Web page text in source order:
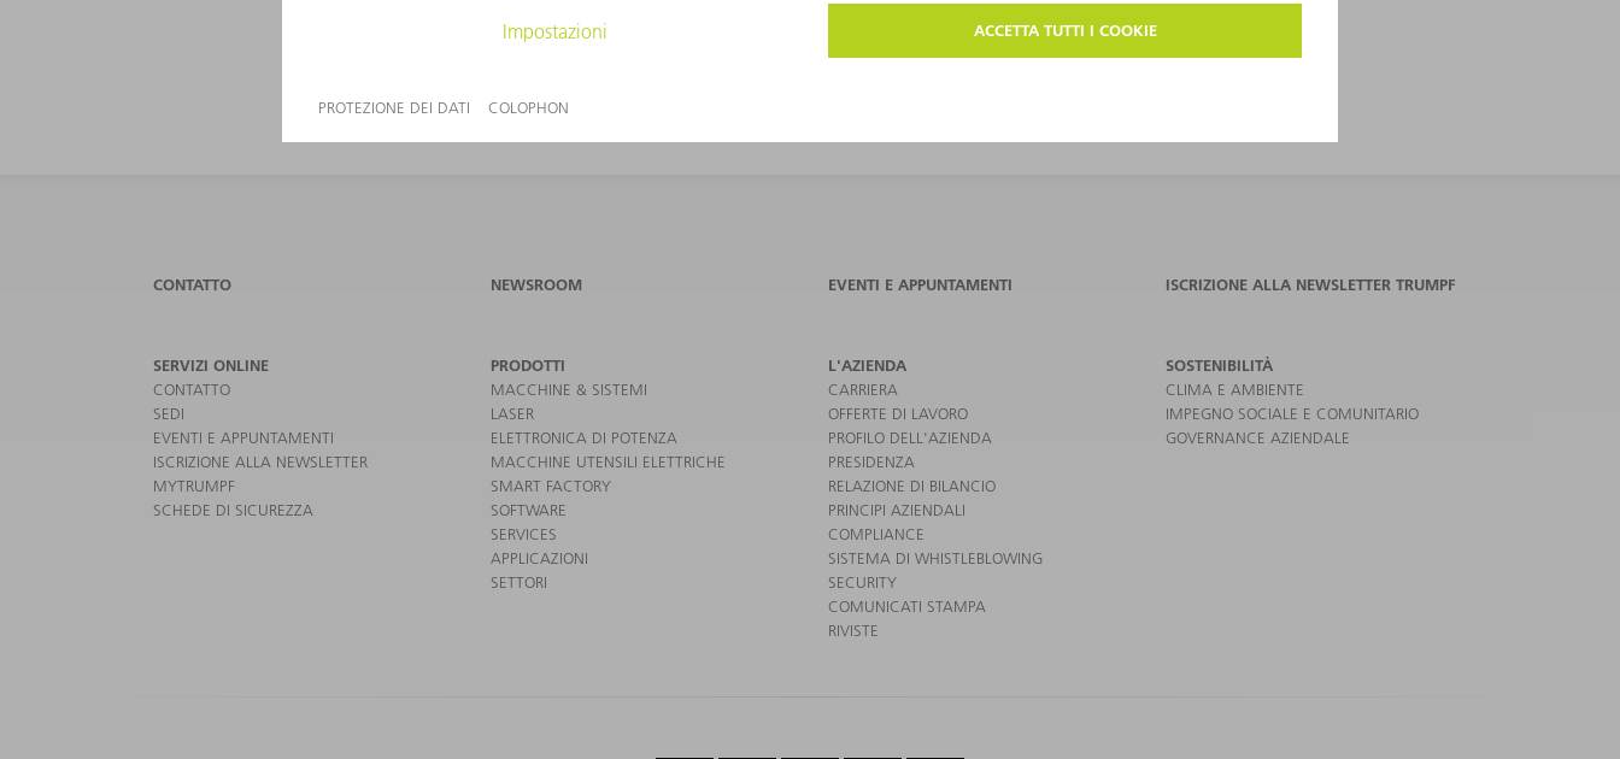
INVIA
CONTATTO NEWSROOM EVENTI E APPUNTAMENTI ISCRIZIONE ALLA NEWSLETTER TRUMPF
SERVIZI ONLINE
CONTATTO
SEDI
EVENTI E APPUNTAMENTI
ISCRIZIONE ALLA NEWSLETTER
MYTRUMPF
SCHEDE DI SICUREZZA
PRODOTTI
MACCHINE & SISTEMI
LASER
ELETTRONICA DI POTENZA
MACCHINE UTENSILI ELETTRICHE
SMART FACTORY
SOFTWARE
SERVICES
APPLICAZIONI
SETTORI
L'AZIENDA
CARRIERA
OFFERTE DI LAVORO
PROFILO DELL'AZIENDA
PRESIDENZA
RELAZIONE DI BILANCIO
PRINCIPI AZIENDALI
COMPLIANCE
SISTEMA DI WHISTLEBLOWING
SECURITY
COMUNICATI STAMPA
RIVISTE
SOSTENIBILITÀ
CLIMA E AMBIENTE
IMPEGNO SOCIALE E COMUNITARIO
GOVERNANCE AZIENDALE